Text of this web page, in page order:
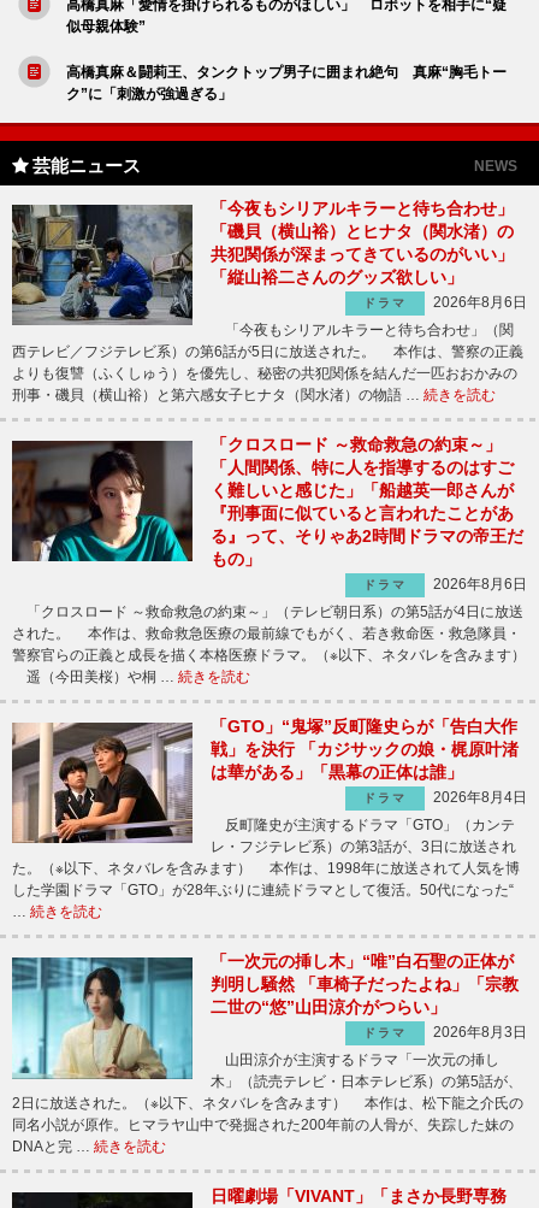
高橋真麻「愛情を掛けられるものがほしい」 ロボットを相手に“疑
似母親体験”
高橋真麻＆闘莉王、タンクトップ男子に囲まれ絶句 真麻“胸毛トー
ク”に「刺激が強過ぎる」
芸能ニュース NEWS
「今夜もシリアルキラーと待ち合わせ」
「磯貝（横山裕）とヒナタ（関水渚）の
共犯関係が深まってきているのがいい」
「縦山裕二さんのグッズ欲しい」
ドラマ
2026年8月6日
「今夜もシリアルキラーと待ち合わせ」（関
西テレビ／フジテレビ系）の第6話が5日に放送された。 本作は、警察の正義
よりも復讐（ふくしゅう）を優先し、秘密の共犯関係を結んだ一匹おおかみの
刑事・磯貝（横山裕）と第六感女子ヒナタ（関水渚）の物語 … 続きを読む
「クロスロード ～救命救急の約束～」
「人間関係、特に人を指導するのはすご
く難しいと感じた」「船越英一郎さんが
『刑事面に似ていると言われたことがあ
る』って、そりゃあ2時間ドラマの帝王だ
もの」
ドラマ
2026年8月6日
「クロスロード ～救命救急の約束～」（テレビ朝日系）の第5話が4日に放送
された。 本作は、救命救急医療の最前線でもがく、若き救命医・救急隊員・
警察官らの正義と成長を描く本格医療ドラマ。（※以下、ネタバレを含みます）
遥（今田美桜）や桐 … 続きを読む
「GTO」“鬼塚”反町隆史らが「告白大作
戦」を決行 「カジサックの娘・梶原叶渚
は華がある」「黒幕の正体は誰」
ドラマ
2026年8月4日
反町隆史が主演するドラマ「GTO」（カンテ
レ・フジテレビ系）の第3話が、3日に放送され
た。（※以下、ネタバレを含みます） 本作は、1998年に放送されて人気を博
した学園ドラマ「GTO」が28年ぶりに連続ドラマとして復活。50代になった“
… 続きを読む
「一次元の挿し木」“唯”白石聖の正体が
判明し騒然 「車椅子だったよね」「宗教
二世の“悠”山田涼介がつらい」
ドラマ
2026年8月3日
山田涼介が主演するドラマ「一次元の挿し
木」（読売テレビ・日本テレビ系）の第5話が、
2日に放送された。（※以下、ネタバレを含みます） 本作は、松下龍之介氏の
同名小説が原作。ヒマラヤ山中で発掘された200年前の人骨が、失踪した妹の
DNAと完 … 続きを読む
日曜劇場「VIVANT」「まさか長野専務